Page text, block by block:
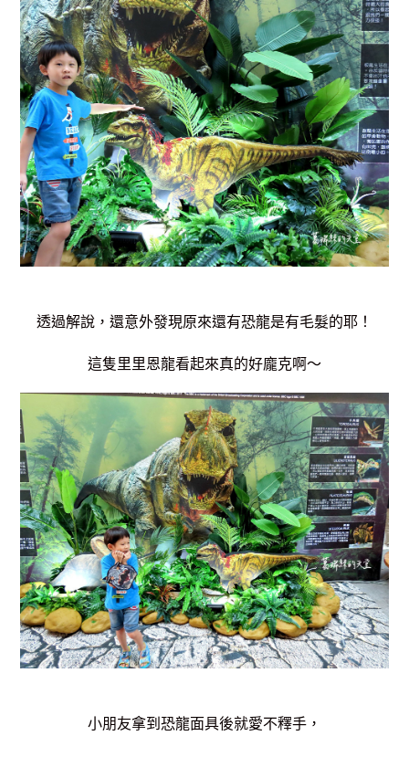
透過解說，還意外發現原來還有恐龍是有毛髮的耶！
這隻里里恩龍看起來真的好龐克啊～
小朋友拿到恐龍面具後就愛不釋手，